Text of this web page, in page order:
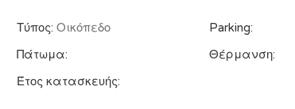
Τύπος: Οικόπεδο
Πάτωμα:
Έτος κατασκευής:
Parking:
Θέρμανση: